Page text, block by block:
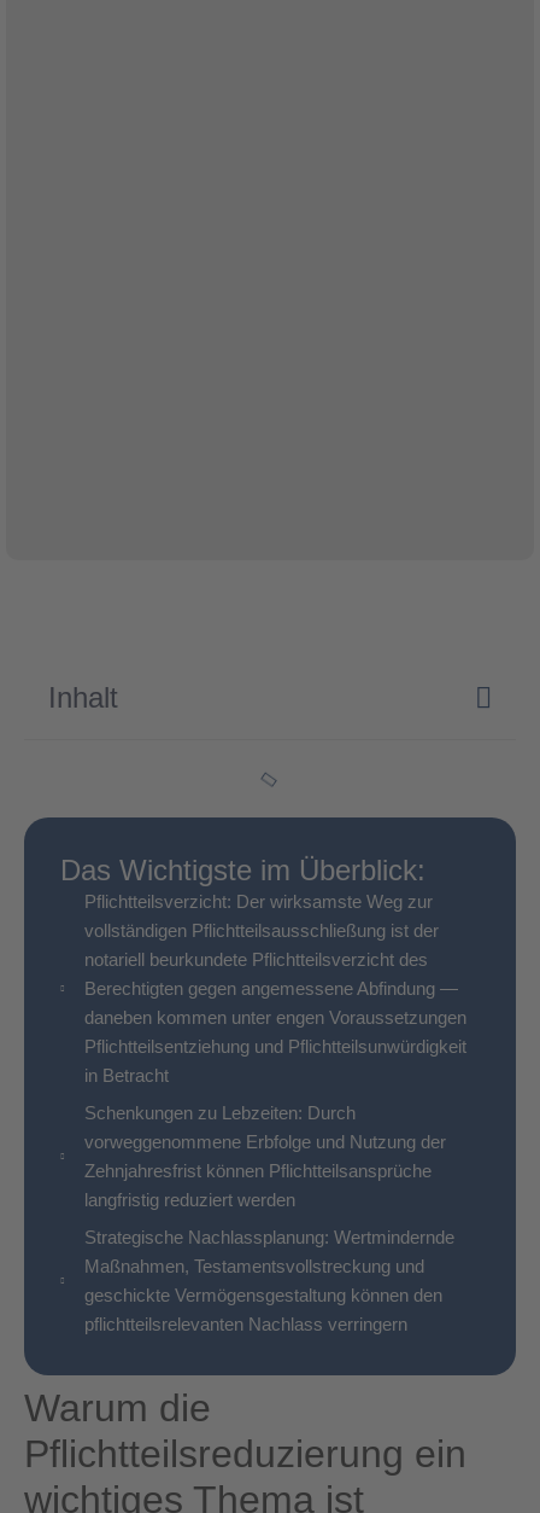
Inhalt
Das Wichtigste im Überblick:
Pflicht­teils­verzicht: Der wirksamste Weg zur
vollständigen Pflichtteilsausschließung ist der
notariell beurkundete Pflichtteilsverzicht des
Berechtigten gegen angemessene Abfindung —
daneben kommen unter engen Voraussetzungen
Pflichtteilsentziehung und Pflichtteilsunwürdigkeit
in Betracht
Schenkungen zu Lebzeiten: Durch
vorweggenommene Erbfolge und Nutzung der
Zehnjahresfrist können Pflichtteilsansprüche
langfristig reduziert werden
Strategische Nachlassplanung: Wertmindernde
Maßnahmen, Testamentsvollstreckung und
geschickte Vermögensgestaltung können den
pflichtteilsrelevanten Nachlass verringern
Warum die
Pflichtteilsreduzierung ein
wichtiges Thema ist